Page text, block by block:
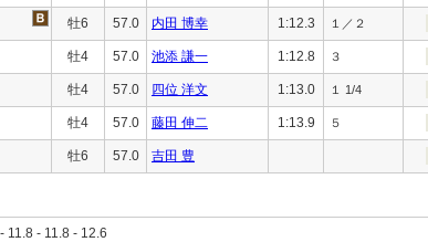
牡6 57.0 内田 博幸 1:12.3 １／２
牡4 57.0 池添 謙一 1:12.8 ３
牡4 57.0 四位 洋文 1:13.0 １ 1/4
牡4 57.0 藤田 伸二 1:13.9 ５
牡6 57.0 吉田 豊
11.8 - 11.8 - 12.6